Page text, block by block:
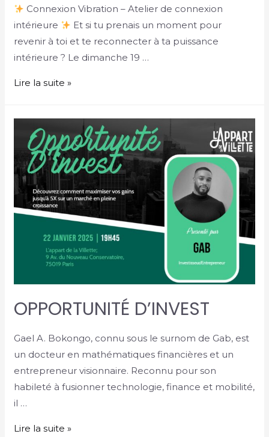
Connexion Vibration – Atelier de connexion
intérieure
Et si tu prenais un moment pour
revenir à toi et te reconnecter à ta puissance
intérieure ? Le dimanche 19 …
Lire la suite »
OPPORTUNITÉ D’INVEST
Gael A. Bokongo, connu sous le surnom de Gab, est
un docteur en mathématiques financières et un
entrepreneur visionnaire. Reconnu pour son
habileté à fusionner technologie, finance et mobilité,
il …
Lire la suite »